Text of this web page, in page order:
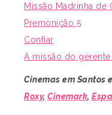
Missão Madrinha de
Premonição 5
Confiar
A missão do
Cinemas em Santos
Roxy, Cinemark,